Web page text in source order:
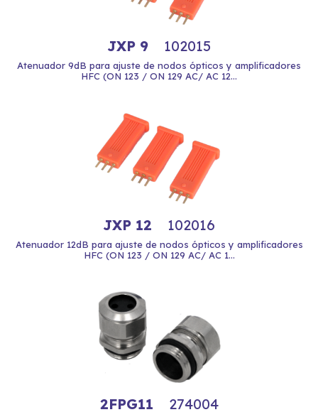
JXP 9 102015
Atenuador 9dB para ajuste de nodos ópticos y amplificadores
HFC (ON 123 / ON 129 AC/ AC 12...
JXP 12 102016
Atenuador 12dB para ajuste de nodos ópticos y amplificadores
HFC (ON 123 / ON 129 AC/ AC 1...
2FPG11 274004